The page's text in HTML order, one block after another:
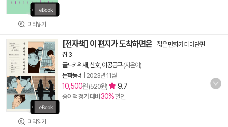
미리읽기
미리읽기
[전자책] 이 편지가 도착하면은 -젊은 만화가 테마단편
집 3
골드키위새 산호, 이공공구(지은이)
문학동네
2023년 11월
10,500원 (520원) 9.7
종이책 정가 대비 30%할인